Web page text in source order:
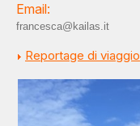
Email:
francesca@kailas.it
Reportage di viaggio